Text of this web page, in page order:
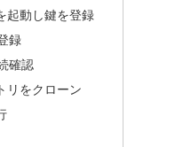
起動し鍵を登録
録
確認
リをクローン